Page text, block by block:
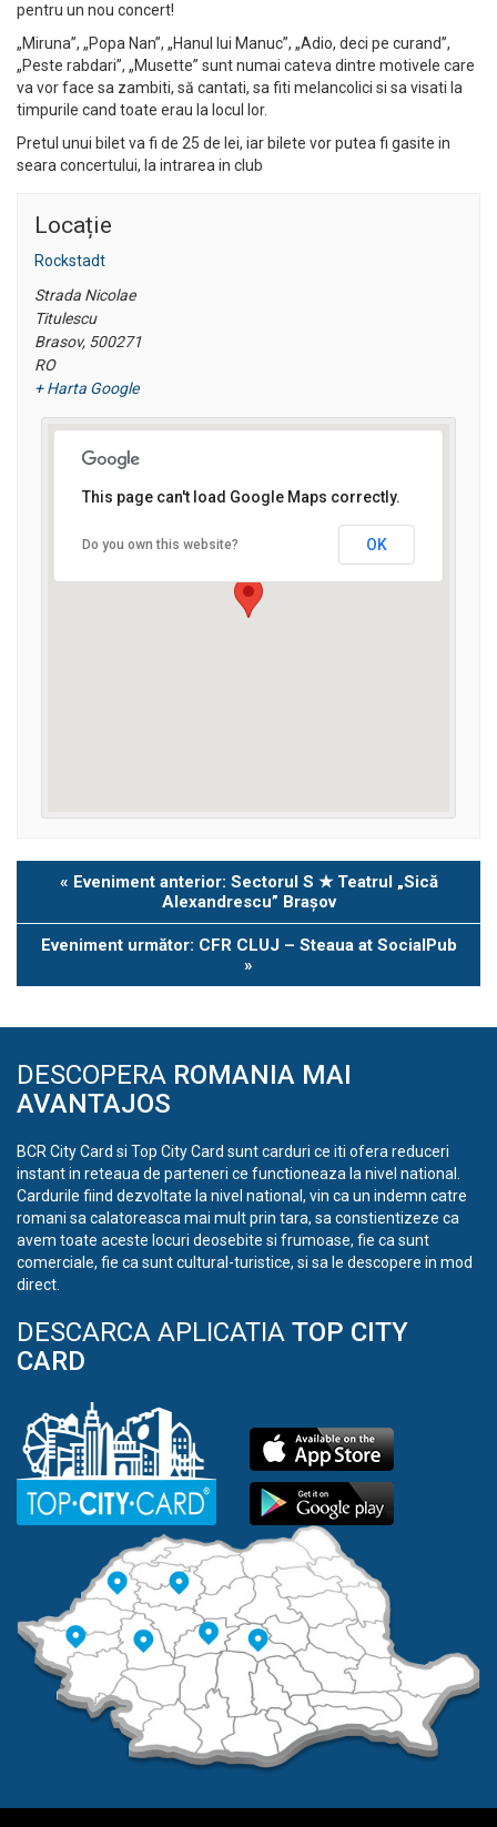
pentru un nou concert!
„Miruna”, „Popa Nan”, „Hanul lui Manuc”, „Adio, deci pe curand”,
„Peste rabdari”, „Musette” sunt numai cateva dintre motivele care
va vor face sa zambiti, să cantati, sa fiti melancolici si sa visati la
timpurile cand toate erau la locul lor.
Pretul unui bilet va fi de 25 de lei, iar bilete vor putea fi gasite in
seara concertului, la intrarea in club
Locație
Rockstadt
Strada Nicolae
Titulescu
Brasov, 500271
RO
+ Harta Google
This page can't load Google Maps correctly.
Do you own this website? OK
Eveniment
« Eveniment anterior: Sectorul S ★ Teatrul „Sică
Alexandrescu” Brașov
Eveniment următor: CFR CLUJ – Steaua at SocialPub
»
DESCOPERA ROMANIA MAI
AVANTAJOS
BCR City Card si Top City Card sunt carduri ce iti ofera reduceri
instant in reteaua de parteneri ce functioneaza la nivel national.
Cardurile fiind dezvoltate la nivel national, vin ca un indemn catre
romani sa calatoreasca mai mult prin tara, sa constientizeze ca
avem toate aceste locuri deosebite si frumoase, fie ca sunt
comerciale, fie ca sunt cultural-turistice, si sa le descopere in mod
direct.
DESCARCA APLICATIA TOP CITY
CARD